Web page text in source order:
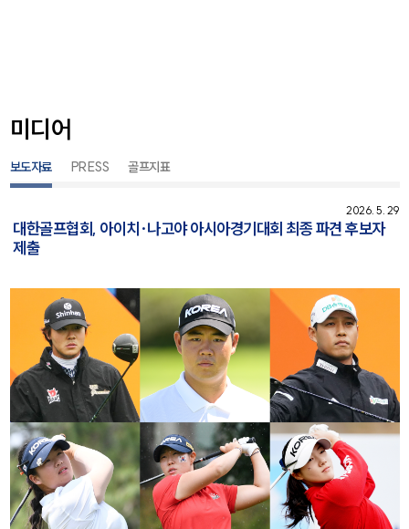
미디어
보도자료 PRESS 골프지표
2026. 5. 29
대한골프협회, 아이치·나고야 아시아경기대회 최종 파견 후보자
제출